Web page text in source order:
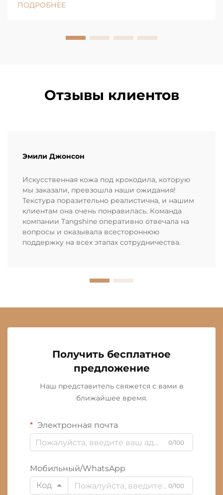
— повседневное явление; посетители весь день
ПОДРОБНЕЕ
Отзывы клиентов
Эмили Джонсон
Искусственная кожа под крокодила, которую
мы заказали, превзошла наши ожидания!
Текстура поразительно реалистична, и нашим
клиентам она очень понравилась. Команда
компании Tangshine оперативно отвечала на
вопросы и оказывала всестороннюю
поддержку на всех этапах сотрудничества.
Получить бесплатное
предложение
Наш представитель свяжется с вами в
ближайшее время.
Электронная почта
0/100
Мобильный/WhatsApp
Код
0/100